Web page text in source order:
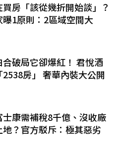
買房「該從幾折開始談」？
曝1原則：2區域空間大
合破局它卻爆紅！ 君悅酒
2538房」 奢華內裝大公開
士康需補稅8千億、沒收廠
地？官方駁斥：極其惡劣